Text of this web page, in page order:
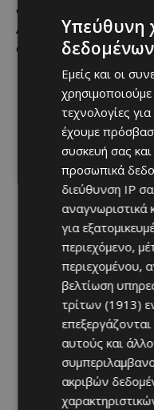
οδό Αγ. Ανδρέου στη
Δείτε το ολοκληρωμένο
στο
poke-loha.com.
La Boca: Ανατρέπει τους
κανόνες στην εμπειρία
εστιατορίου!
Υπεύθυνη
Εμείς και οι
τεχνολογίες
έχουμε
συσκευή σας
προσωπικά
διεύθυνση IP
αναγνωριστικά
για
περιεχόμενο,
περιεχομένου,
βελτίωση
τρίτων (1913)
αυτούς και
ακριβών